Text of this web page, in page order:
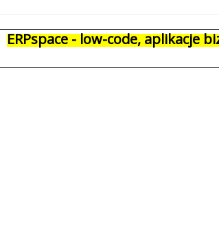
ERPspace - low-code, aplikacje